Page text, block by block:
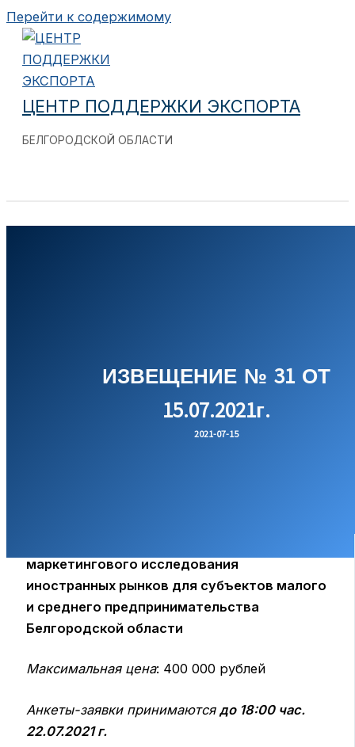
Перейти к содержимому
ЦЕНТР ПОДДЕРЖКИ ЭКСПОРТА
БЕЛГОРОДСКОЙ ОБЛАСТИ
ИЗВЕЩЕНИЕ № 31 ОТ
15.07.2021г.
2021-07-15
маркетингового исследования
иностранных рынков для субъектов малого
и среднего предпринимательства
Белгородской области
Максимальная цена: 400 000 рублей
Анкеты-заявки принимаютсядо 18:00 час.
22.07.2021 г.